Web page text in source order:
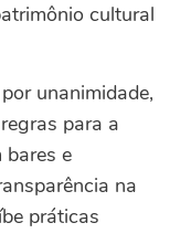
cultural
unanimidade,
para a
e
na
práticas